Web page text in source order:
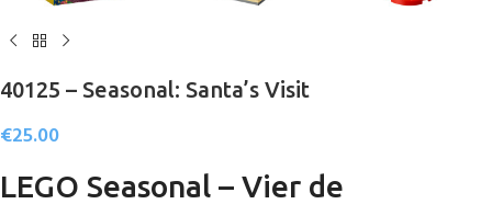
40125 – Seasonal: Santa’s Visit
€25.00
LEGO Seasonal – Vier de